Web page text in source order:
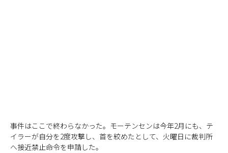
事件はここで終わらなかった。モーテンセンは今年2月にも、テ
イラーが自分を2度攻撃し、首を絞めたとして、火曜日に裁判所
へ接近禁止命令を申請した。